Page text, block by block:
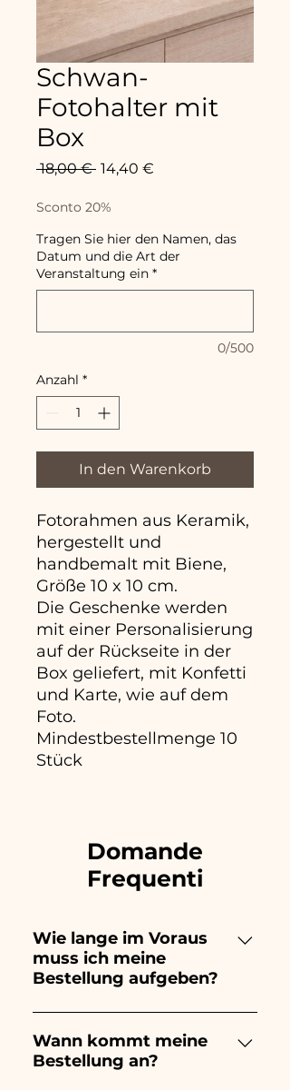
Schwan-
Fotohalter mit
Box
18,00 € Standardpreis
14,40 €
Sconto 20%
Tragen Sie hier den Namen, das
Datum und die Art der
Veranstaltung ein *
0/500
Anzahl *
In den Warenkorb
Fotorahmen aus Keramik,
hergestellt und
handbemalt mit Biene,
Größe 10 x 10 cm.
Die Geschenke werden
mit einer Personalisierung
auf der Rückseite in der
Box geliefert, mit Konfetti
und Karte, wie auf dem
Foto.
Mindestbestellmenge 10
Stück
Domande
Frequenti
Wie lange im Voraus
muss ich meine
Bestellung aufgeben?
Ceramiche Ania kreiert und
bemalt vollständig von Hand,
daher dauert ihre Herstellung
Wann kommt meine
Bestellung an?